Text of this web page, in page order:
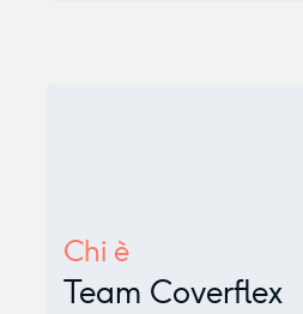
Chi è
Team Coverflex